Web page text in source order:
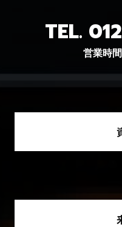
TEL.
営業時